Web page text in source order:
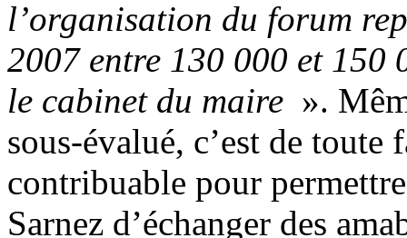
l’organisation du forum
2007 entre 130 000 et 150
le cabinet du maire ».
sous-évalué, c’est de
contribuable pour
Sarnez d’échanger des